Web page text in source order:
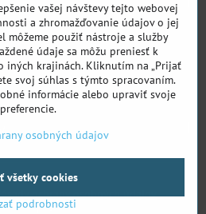
ako prví?
Copyright
ochrany osobných údajov
BiznisWeb.sk
vašej návštevy tejto webovej
a zhromažďovanie údajov o jej
môžeme použiť nástroje a služby
údaje sa môžu preniesť k
iných krajinách. Kliknutím na „Prijať
svoj súhlas s týmto spracovaním.
informácie alebo upraviť svoje
preferencie.
osobných údajov
podrobnosti
všetky cookies